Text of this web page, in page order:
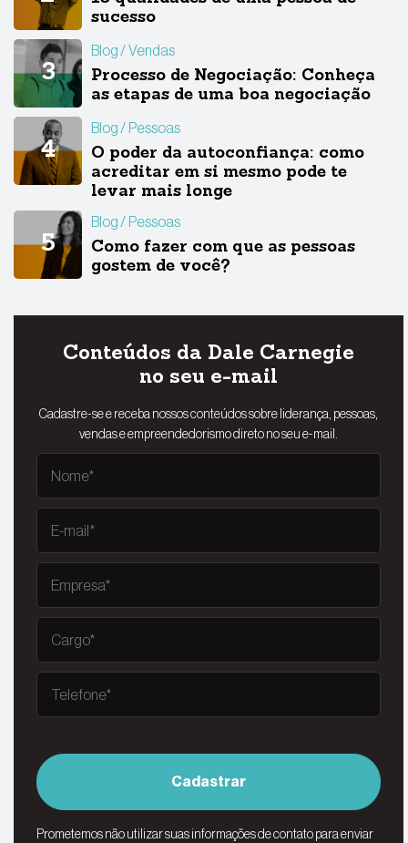
sucesso
Blog Vendas
Processo de Negociação: Conheça
as etapas de uma boa negociação
Blog Pessoas
O poder da autoconfiança: como
acreditar em si mesmo pode te
levar mais longe
Blog Pessoas
Como fazer com que as pessoas
gostem de você?
Conteúdos da Dale Carnegie
no seu e-mail
Cadastre-se e receba nossos conteúdos sobre liderança, pessoas,
vendas e empreendedorismo direto no seu e-mail.
Cadastrar
Prometemos não utilizar suas informações de contato para enviar